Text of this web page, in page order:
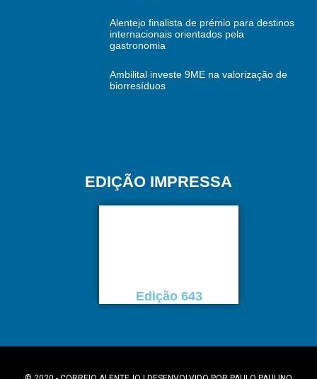
Alentejo finalista de prémio para destinos
internacionais orientados pela
gastronomia
Ambilital investe 9ME na valorização de
biorresíduos
EDIÇÃO IMPRESSA
Edição 643